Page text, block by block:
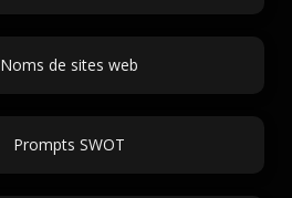
Noms de sites web
Prompts SWOT